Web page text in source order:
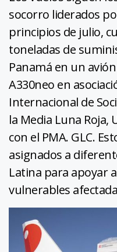
socorro liderados
principios de julio,
toneladas de
Panamá en un
A330neo en
Internacional de
la Media Luna Roja,
con el PMA. GLC.
asignados a
Latina para apoyar
vulnerables